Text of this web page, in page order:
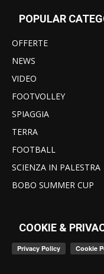
POPULAR
OFFERTE
NEWS
VIDEO
FOOTVOLLEY
SPIAGGIA
TERRA
FOOTBALL
SCIENZA IN PALESTRA
BOBO SUMMER CUP
COOKIE &